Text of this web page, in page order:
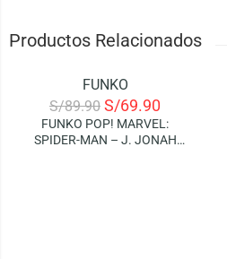
Productos Relacionados
FUNKO
S/89.90 S/69.90
FUNKO POP! MARVEL:
SPIDER-MAN – J. JONAH